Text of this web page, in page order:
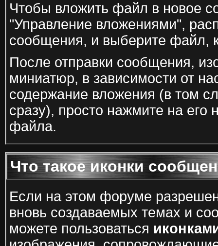
Чтобы вложить файл в новое
"Управление вложениями",
сообщения, и выберите файл,
После отправки сообщения,
миниатюр, в зависимости от
содержание вложения (в том
сразу), просто нажмите на его
файла.
Что такое иконки
Если на этом форуме
вновь создаваемых темах и
можете пользоваться